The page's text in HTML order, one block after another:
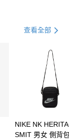
21家銀行
查看全部
NIKE NK
SMIT 男女 側背